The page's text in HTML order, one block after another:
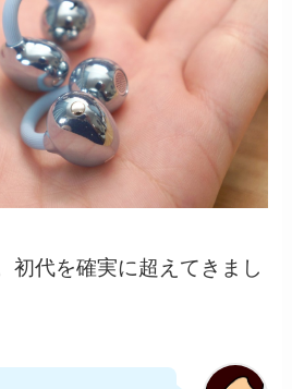
初代を確実に超えてきまし